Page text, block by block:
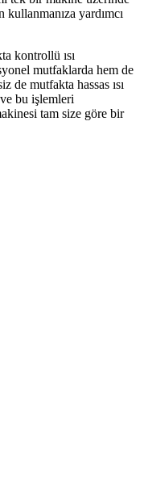
yardımcı
kontrollü ısı
mutfaklarda hem de
de mutfakta hassas ısı
bu işlemleri
tam size göre bir